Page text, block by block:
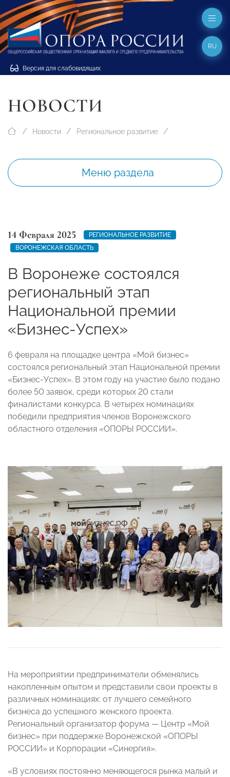
Версия для слабовидящих
RU
НОВОСТИ
Новости Региональное развитие
Меню раздела
14 Февраля 2025
РЕГИОНАЛЬНОЕ РАЗВИТИЕ
ВОРОНЕЖСКАЯ ОБЛАСТЬ
В Воронеже состоялся
региональный этап
Национальной премии
«Бизнес-Успех»
6 февраля на площадке центра «Мой бизнес»
состоялся региональный этап Национальной премии
«Бизнес-Успех». В этом году на участие было подано
более 50 заявок, среди которых 20 стали
финалистами конкурса. В четырех номинациях
победили предприятия членов Воронежского
областного отделения «ОПОРЫ РОССИИ».
На мероприятии предприниматели обменялись
накопленным опытом и представили свои проекты в
различных номинациях: от лучшего семейного
бизнеса до успешного женского проекта.
Региональный организатор форума — Центр «Мой
бизнес» при поддержке Воронежской «ОПОРЫ
РОССИИ» и Корпорации «Синергия».
«В условиях постоянно меняющегося рынка малый и